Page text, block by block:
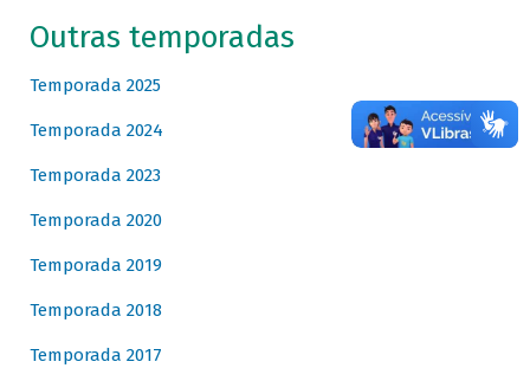
Outras temporadas
Temporada 2025
Temporada 2024
Temporada 2023
Temporada 2020
Temporada 2019
Temporada 2018
Temporada 2017